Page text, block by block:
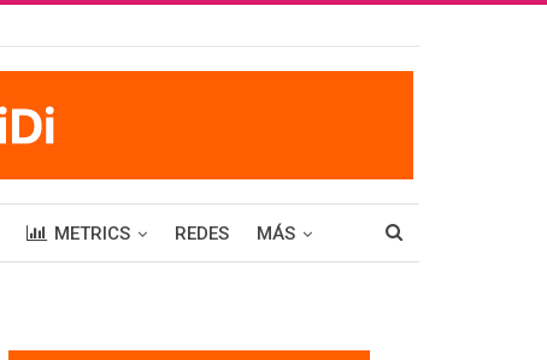
METRICS REDES MÁS